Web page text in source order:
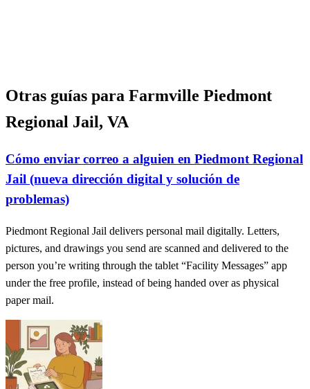
Otras guías para Farmville Piedmont
Regional Jail, VA
Cómo enviar correo a alguien en Piedmont Regional
Jail (nueva dirección digital y solución de
problemas)
Piedmont Regional Jail delivers personal mail digitally. Letters,
pictures, and drawings you send are scanned and delivered to the
person you’re writing through the tablet “Facility Messages” app
under the free profile, instead of being handed over as physical
paper mail.